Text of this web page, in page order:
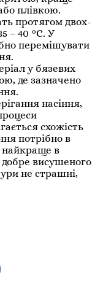
плівкою.
протягом двох-
– 40 °С. У
перемішувати
у бязевих
де зазначено
насіння,
схожість
потрібно в
найкраще в
висушеного
не страшні,